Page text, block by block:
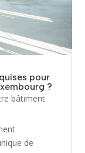
pour
?
bâtiment
de